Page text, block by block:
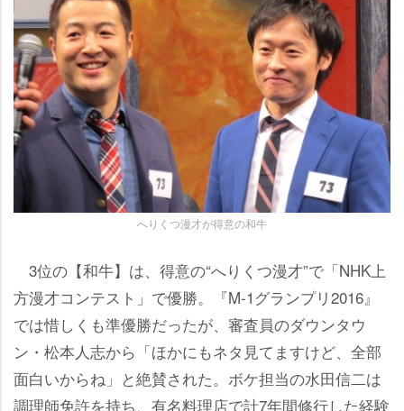
へりくつ漫才が得意の和牛
3位の【和牛】は、得意の“へりくつ漫才”で「NHK上
方漫才コンテスト」で優勝。『M-1グランプリ2016』
では惜しくも準優勝だったが、審査員のダウンタウ
ン・松本人志から「ほかにもネタ見てますけど、全部
面白いからね」と絶賛された。ボケ担当の水田信二は
調理師免許を持ち、有名料理店で計7年間修行した経験